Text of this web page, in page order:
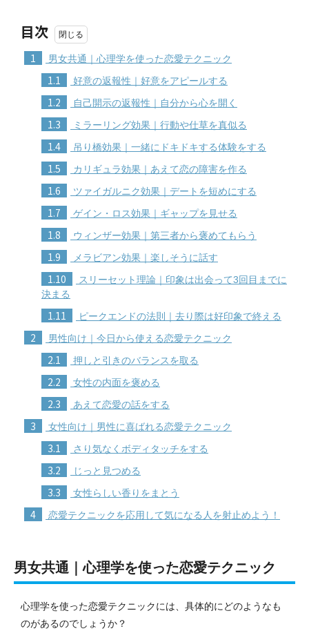
目次
1 男女共通｜心理学を使った恋愛テクニック
1.1 好意の返報性｜好意をアピールする
1.2 自己開示の返報性｜自分から心を開く
1.3 ミラーリング効果｜行動や仕草を真似る
1.4 吊り橋効果｜一緒にドキドキする体験をする
1.5 カリギュラ効果｜あえて恋の障害を作る
1.6 ツァイガルニク効果｜デートを短めにする
1.7 ゲイン・ロス効果｜ギャップを見せる
1.8 ウィンザー効果｜第三者から褒めてもらう
1.9 メラビアン効果｜楽しそうに話す
1.10
スリーセット理論｜印象は出会って3回目までに
決まる
1.11 ピークエンドの法則｜去り際は好印象で終える
2 男性向け｜今日から使える恋愛テクニック
2.1 押しと引きのバランスを取る
2.2 女性の内面を褒める
2.3 あえて恋愛の話をする
3 女性向け｜男性に喜ばれる恋愛テクニック
3.1 さり気なくボディタッチをする
3.2 じっと見つめる
3.3 女性らしい香りをまとう
4 恋愛テクニックを応用して気になる人を射止めよう！
男女共通｜心理学を使った恋愛テクニック
心理学を使った恋愛テクニックには、具体的にどのようなも
のがあるのでしょうか？